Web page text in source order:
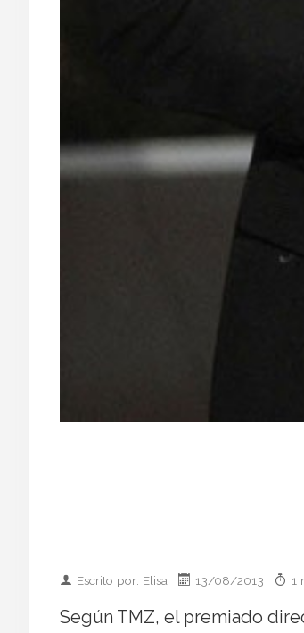
Escrito por: Elisa 13/08/2013 1
Según TMZ, el premiado